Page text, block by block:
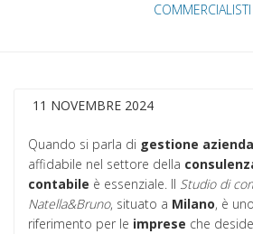
COMMERCIALISTI
11 NOVEMBRE 2024
Quando si parla di gestione
affidabile nel settore della
contabile è essenziale. Il Studio di
Natella&Bruno, situato a Milano, è
riferimento per le imprese che